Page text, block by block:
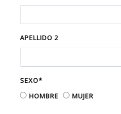
APELLIDO 2
SEXO*
HOMBRE
MUJER